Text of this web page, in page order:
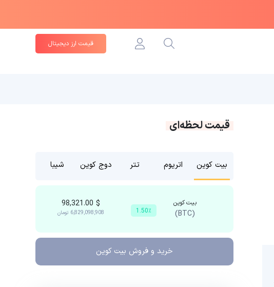
قیمت ارز دیجیتال
قیمت لحظه‌ای
بیت کوین اتریوم تتر دوج کوین شیبا
بیت کوین
(BTC) 1.50٪
$
6,829,098,908 تومان
خرید و فروش بیت کوین